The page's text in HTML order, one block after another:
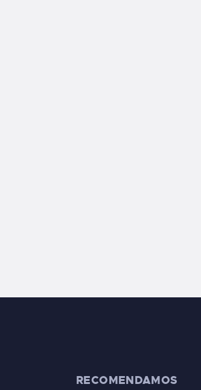
RECOMENDAMOS